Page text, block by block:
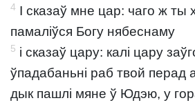
4 І сказаў мне цар: чаго ж ты
памаліўся Богу нябеснаму
5 і сказаў цару: калі цару
ўпадабаньні раб твой перад
дык пашлі мяне ў Юдэю, у